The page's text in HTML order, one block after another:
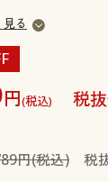
る
円(税込)
税
円(税込)税